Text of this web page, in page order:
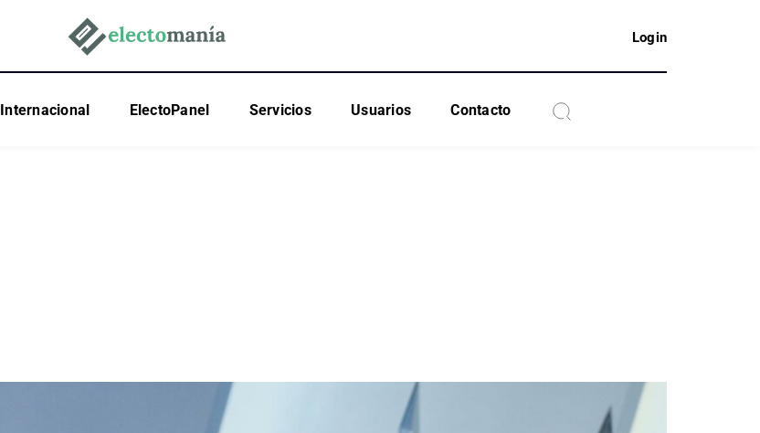
Login
Internacional ElectoPanel Servicios Usuarios Contacto